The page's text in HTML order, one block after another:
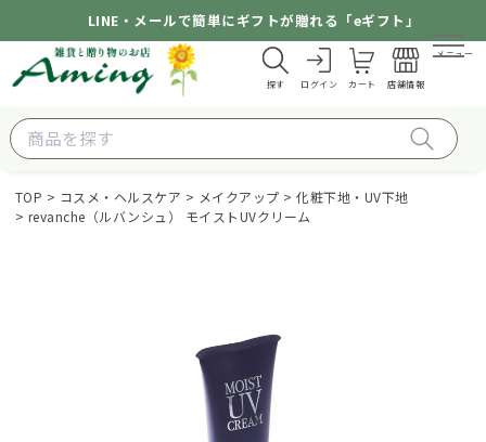
LINE・メールで簡単にギフトが贈れる「eギフト」
探す ログイン カート 店舗情報
メニュー
TOP コスメ・ヘルスケア メイクアップ
化粧下地・UV下地
revanche（ルバンシュ） モイストUVクリーム